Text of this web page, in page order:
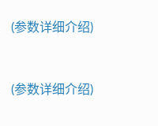
(参数详细介绍)
(参数详细介绍)